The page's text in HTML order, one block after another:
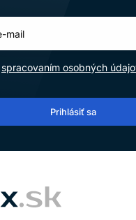
spracovaním osobných
Prihlásiť sa